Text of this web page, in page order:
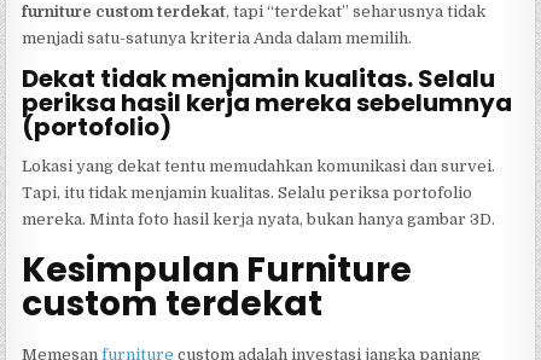
furniture custom terdekat, tapi “terdekat” seharusnya tidak
menjadi satu-satunya kriteria Anda dalam memilih.
Dekat tidak menjamin kualitas. Selalu
periksa hasil kerja mereka sebelumnya
(portofolio)
Lokasi yang dekat tentu memudahkan komunikasi dan survei.
Tapi, itu tidak menjamin kualitas. Selalu periksa portofolio
mereka. Minta foto hasil kerja nyata, bukan hanya gambar 3D.
Kesimpulan Furniture
custom terdekat
Memesanfurniture custom adalah investasi jangka panjang